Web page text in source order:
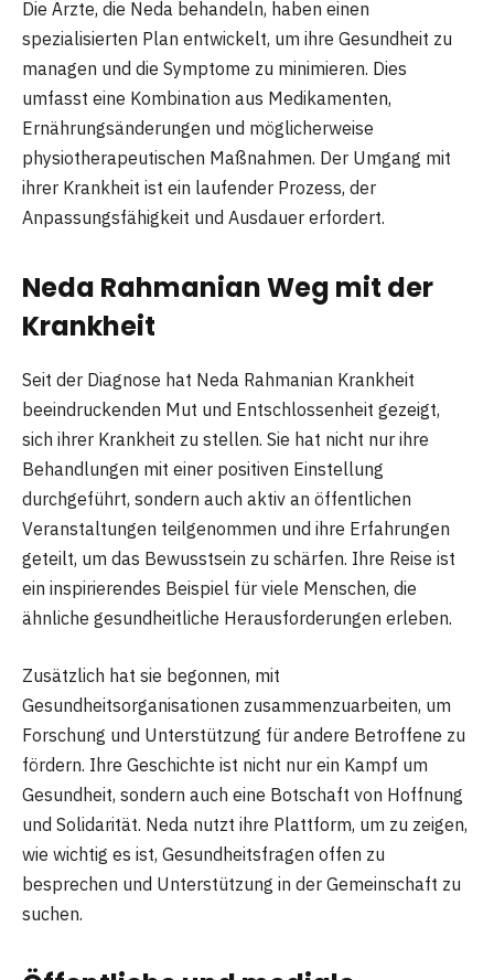
Die Ärzte, die Neda behandeln, haben einen
spezialisierten Plan entwickelt, um ihre Gesundheit zu
managen und die Symptome zu minimieren. Dies
umfasst eine Kombination aus Medikamenten,
Ernährungsänderungen und möglicherweise
physiotherapeutischen Maßnahmen. Der Umgang mit
ihrer Krankheit ist ein laufender Prozess, der
Anpassungsfähigkeit und Ausdauer erfordert.
Neda Rahmanian Weg mit der
Krankheit
Seit der Diagnose hat Neda Rahmanian Krankheit
beeindruckenden Mut und Entschlossenheit gezeigt,
sich ihrer Krankheit zu stellen. Sie hat nicht nur ihre
Behandlungen mit einer positiven Einstellung
durchgeführt, sondern auch aktiv an öffentlichen
Veranstaltungen teilgenommen und ihre Erfahrungen
geteilt, um das Bewusstsein zu schärfen. Ihre Reise ist
ein inspirierendes Beispiel für viele Menschen, die
ähnliche gesundheitliche Herausforderungen erleben.
Zusätzlich hat sie begonnen, mit
Gesundheitsorganisationen zusammenzuarbeiten, um
Forschung und Unterstützung für andere Betroffene zu
fördern. Ihre Geschichte ist nicht nur ein Kampf um
Gesundheit, sondern auch eine Botschaft von Hoffnung
und Solidarität. Neda nutzt ihre Plattform, um zu zeigen,
wie wichtig es ist, Gesundheitsfragen offen zu
besprechen und Unterstützung in der Gemeinschaft zu
suchen.